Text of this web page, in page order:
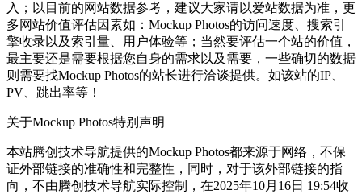
入；以目前的网站数据参考，建议大家请以爱站数据为准，更
多网站价值评估因素如：Mockup Photos的访问速度、搜索引
擎收录以及索引量、用户体验等；当然要评估一个站的价值，
最主要还是需要根据您自身的需求以及需要，一些确切的数据
则需要找Mockup Photos的站长进行洽谈提供。如该站的IP、
PV、跳出率等！
关于Mockup Photos特别声明
本站腾创技术导航提供的Mockup Photos都来源于网络，不保
证外部链接的准确性和完整性，同时，对于该外部链接的指
向，不由腾创技术导航实际控制，在2025年10月16日 19:54收